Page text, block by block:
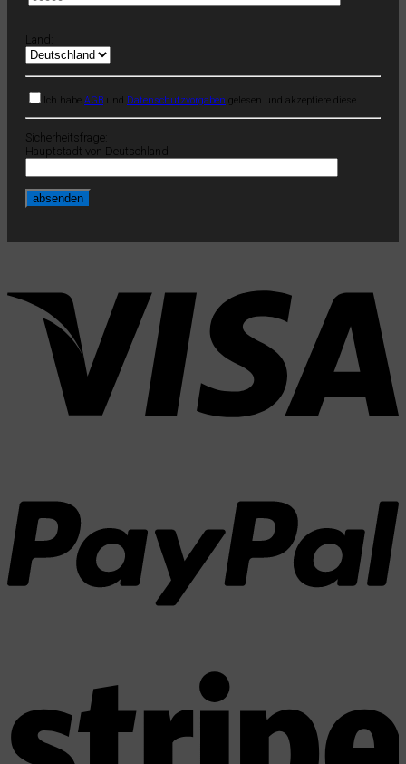
Land:
Ich habe AGB und Datenschutzvorgaben gelesen und akzeptiere diese.
Sicherheitsfrage:
Hauptstadt von Deutschland